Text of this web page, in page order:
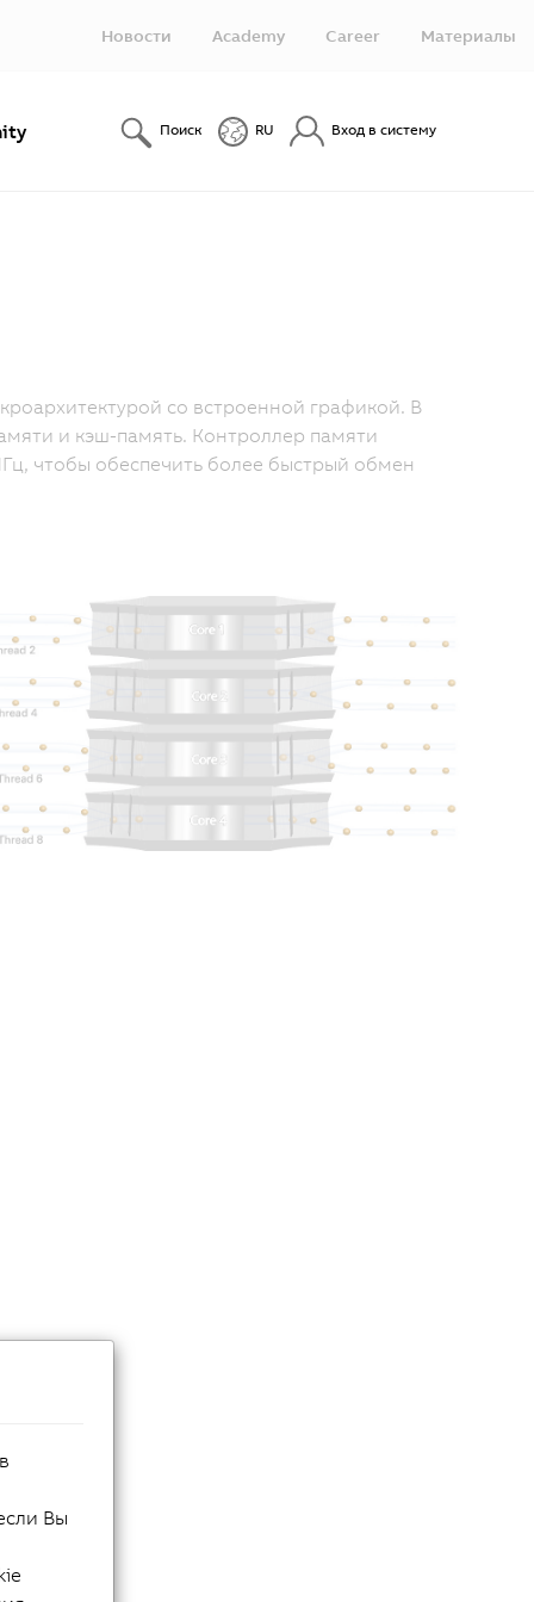
Новости Academy Career Материалы
Поиск RU Вход в систему
со встроенной графикой. В
и кэш-память. Контроллер памяти
чтобы обеспечить более быстрый обмен
Вы